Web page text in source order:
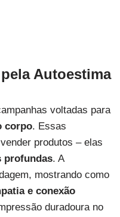
Autoestima
voltadas para
corpo. Essas
produtos – elas
profundas. A
mostrando como
e conexão
duradoura no